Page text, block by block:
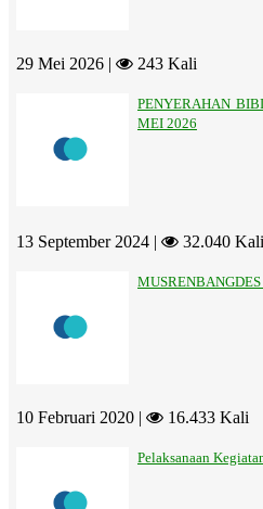
29 Mei 2026 | 243 Kali
PENYERAHAN
MEI 2026
13 September 2024 | 32.040 Kali
10 Februari 2020 | 16.433 Kali
Pelaksanaan